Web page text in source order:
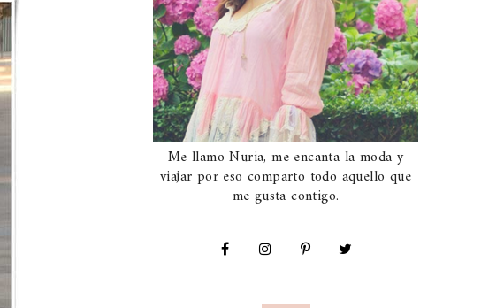
Me llamo Nuria, me encanta la moda y
viajar por eso comparto todo aquello que
me gusta contigo.